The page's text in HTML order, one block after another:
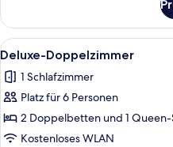
Doppelzimmer,
Meerblick
Alle
Fotos
für
Deluxe-
Doppelzimmer
anzeigen
6
Deluxe-Doppelzimmer
1 Schlafzimmer
Platz für 6 Personen
2 Doppelbetten und 1 Queen-
Kostenloses WLAN